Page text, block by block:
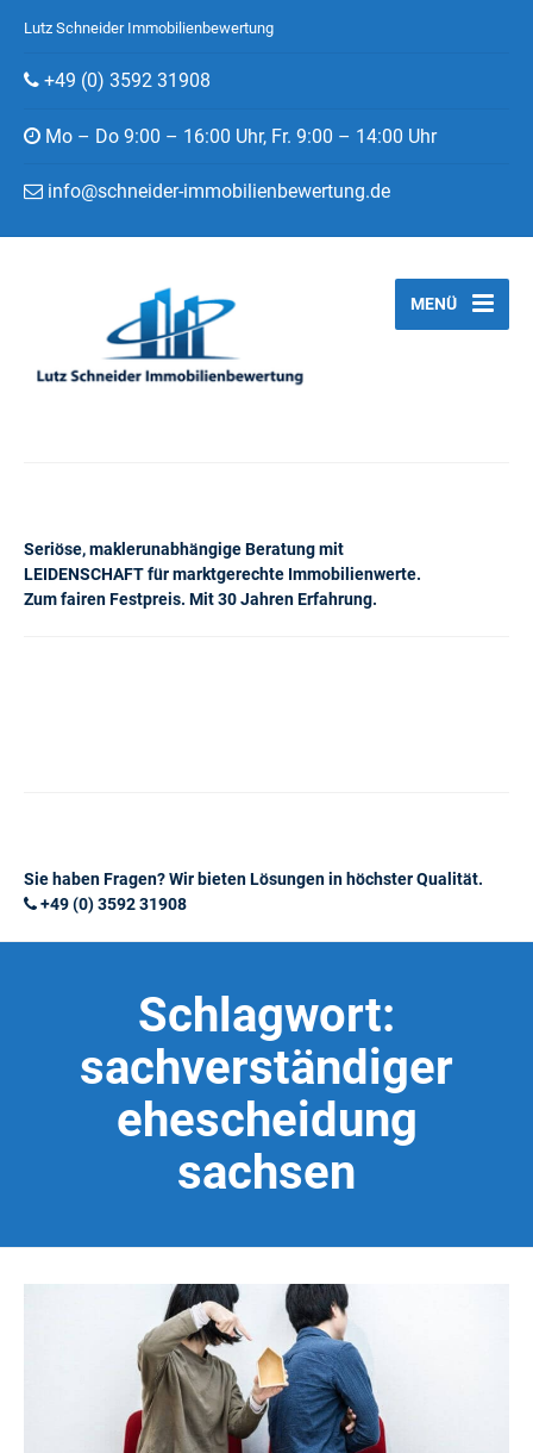
Lutz Schneider Immobilienbewertung
+49 (0) 3592 31908
Mo – Do 9:00 – 16:00 Uhr, Fr. 9:00 – 14:00 Uhr
info@schneider-immobilienbewertung.de
Seriöse, maklerunabhängige Beratung mit
LEIDENSCHAFT für marktgerechte Immobilienwerte.
Zum fairen Festpreis. Mit 30 Jahren Erfahrung.
MENÜ
Sie haben Fragen? Wir bieten Lösungen in höchster Qualität.
+49 (0) 3592 31908
Schlagwort:
sachverständiger
ehescheidung
sachsen